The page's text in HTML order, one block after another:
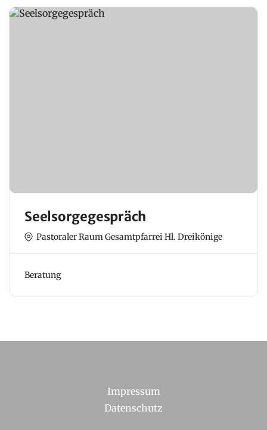
Seelsorgegespräch
Pastoraler Raum Gesamtpfarrei Hl. Dreikönige
Beratung
Impressum
Datenschutz